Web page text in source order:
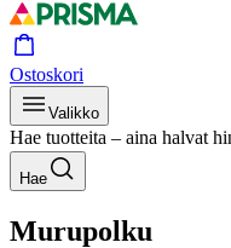
Ostoskori
Valikko
Hae tuotteita – aina halvat
Hae
Murupolku